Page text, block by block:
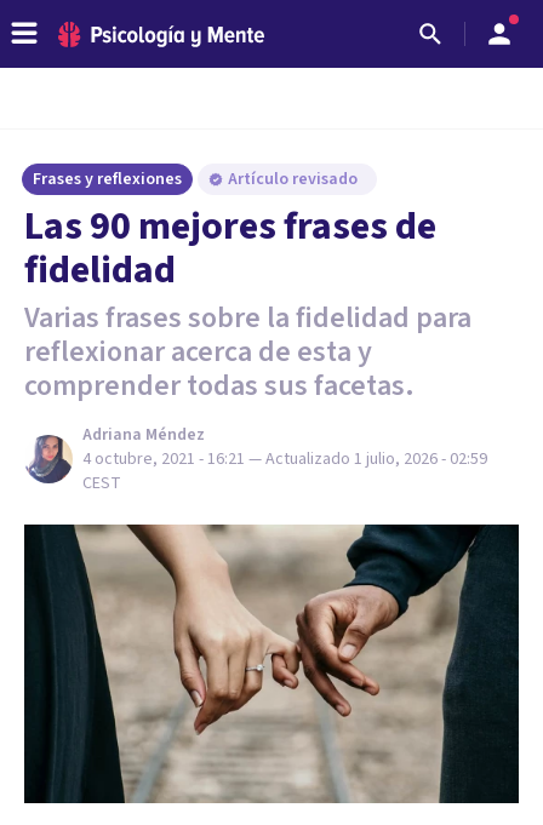
Frases y reflexiones Artículo revisado
Las 90 mejores frases de
fidelidad
Varias frases sobre la fidelidad para
reflexionar acerca de esta y
comprender todas sus facetas.
Adriana Méndez
4 octubre, 2021 - 16:21 — Actualizado 1 julio, 2026 - 02:59
CEST